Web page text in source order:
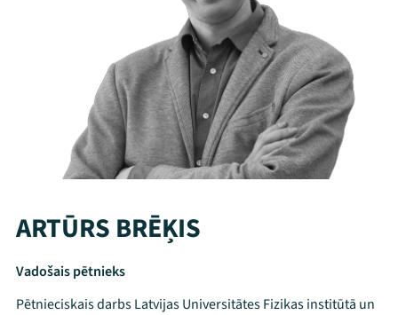
ARTŪRS BRĒĶIS
Vadošais pētnieks
Pētnieciskais darbs Latvijas Universitātes Fizikas institūtā un